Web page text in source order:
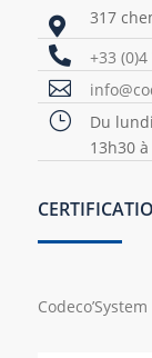
 317
 +33

}
Du
13h30